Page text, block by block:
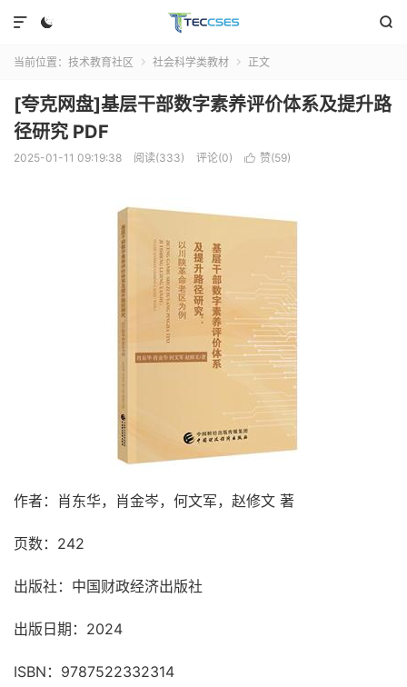
 

当前位置： 技术教育社区  社会科学类教材  正文
[夸克网盘]基层干部数字素养评价体系及提升路
径研究 PDF
2025-01-11 09:19:38 阅读(333) 评论(0)  赞(59)
作者：肖东华，肖金岑，何文军，赵修文 著
页数：242
出版社：中国财政经济出版社
出版日期：2024
ISBN：9787522332314